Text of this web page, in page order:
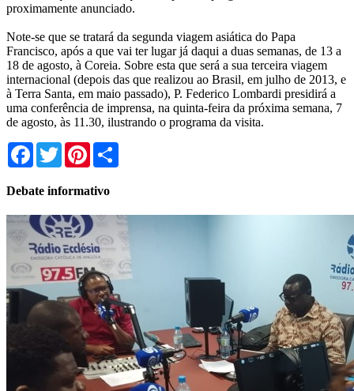
proximamente anunciado.
Note-se que se tratará da segunda viagem asiática do Papa
Francisco, após a que vai ter lugar já daqui a duas semanas, de 13 a
18 de agosto, à Coreia. Sobre esta que será a sua terceira viagem
internacional (depois das que realizou ao Brasil, em julho de 2013, e
à Terra Santa, em maio passado), P. Federico Lombardi presidirá a
uma conferência de imprensa, na quinta-feira da próxima semana, 7
de agosto, às 11.30, ilustrando o programa da visita.
Facebook
TwitterPinterest
Debate informativo